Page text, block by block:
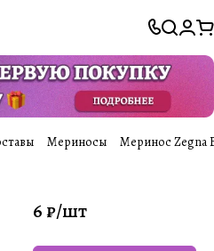
Мериносы Меринос Zegna
6 ₽/шт